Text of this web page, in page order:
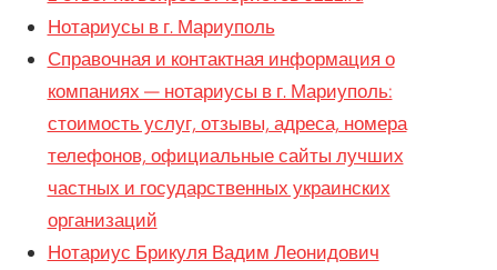
Нотариусы в г. Мариуполь
Справочная и контактная информация о
компаниях — нотариусы в г. Мариуполь:
стоимость услуг, отзывы, адреса, номера
телефонов, официальные сайты лучших
частных и государственных украинских
организаций
Нотариус Брикуля Вадим Леонидович